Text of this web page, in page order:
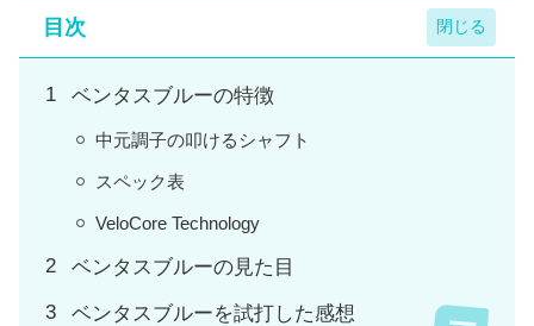
目次
ベンタスブルーの特徴
中元調子の叩けるシャフト
スペック表
VeloCore Technology
ベンタスブルーの見た目
ベンタスブルーを試打した感想